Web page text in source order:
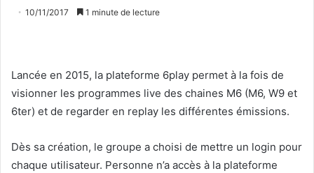
10/11/2017 1 minute de lecture
Lancée en 2015, la plateforme 6play permet à la fois de
visionner les programmes live des chaines M6 (M6, W9 et
6ter) et de regarder en replay les différentes émissions.
Dès sa création, le groupe a choisi de mettre un login pour
chaque utilisateur. Personne n’a accès à la plateforme